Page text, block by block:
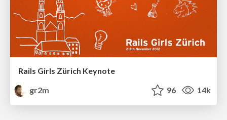
Rails Girls Zürich Keynote
gr2m
96 14k